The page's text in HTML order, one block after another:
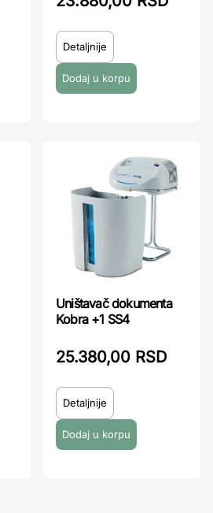
Detaljnije
Uništavač dokumenta
Kobra +1 SS4
25.380,00 RSD
Detaljnije